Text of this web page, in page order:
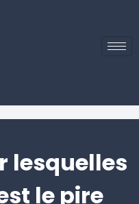
lesquelles
le pire